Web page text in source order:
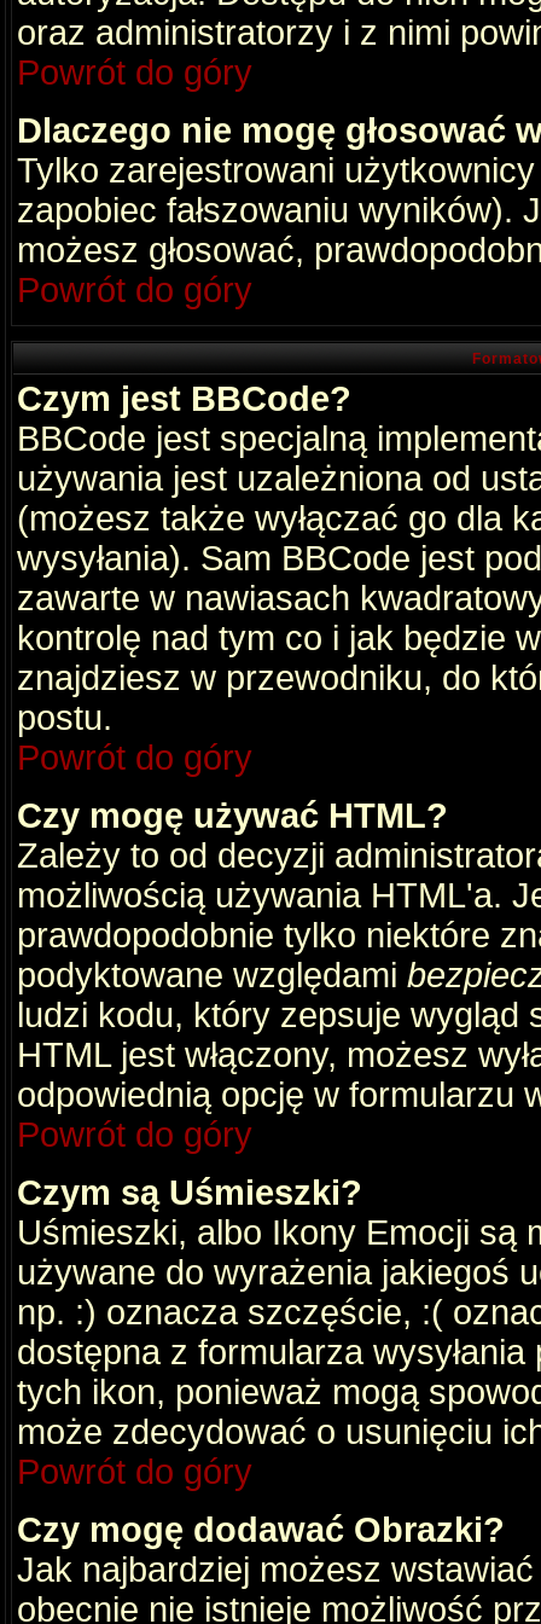
oraz administratorzy i z nimi
Powrót do góry
Dlaczego nie mogę głosować
Tylko zarejestrowani
zapobiec fałszowaniu wyników).
możesz głosować,
Powrót do góry
Czym jest BBCode?
BBCode jest specjalną
używania jest uzależniona od
(możesz także wyłączać go dla
wysyłania). Sam BBCode jest
zawarte w nawiasach
kontrolę nad tym co i jak będzie
znajdziesz w przewodniku, do
postu.
Powrót do góry
Czy mogę używać HTML?
Zależy to od decyzji
możliwością używania HTML'a.
prawdopodobnie tylko niektóre
podyktowane względami
ludzi kodu, który zepsuje wygląd
HTML jest włączony, możesz
odpowiednią opcję w formularzu
Powrót do góry
Czym są Uśmieszki?
Uśmieszki, albo Ikony Emocji są
używane do wyrażenia jakiegoś
np. :) oznacza szczęście, :(
dostępna z formularza
tych ikon, ponieważ mogą
może zdecydować o usunięciu
Powrót do góry
Czy mogę dodawać Obrazki?
Jak najbardziej możesz
obecnie nie istnieje możliwość